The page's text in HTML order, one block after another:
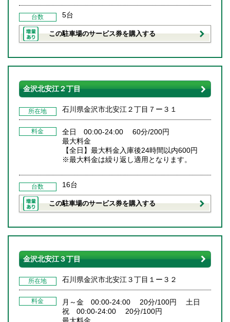
台数 5台
この駐車場のサービス券を購入する
金沢北安江２丁目
所在地 石川県金沢市北安江２丁目７ー３１
料金
全日 00:00-24:00 60分/200円
最大料金
【全日】最大料金入庫後24時間以内600円
※最大料金は繰り返し適用となります。
台数 16台
この駐車場のサービス券を購入する
金沢北安江３丁目
所在地 石川県金沢市北安江３丁目１ー３２
料金
月～金 00:00-24:00 20分/100円 土日
祝 00:00-24:00 20分/100円
最大料金